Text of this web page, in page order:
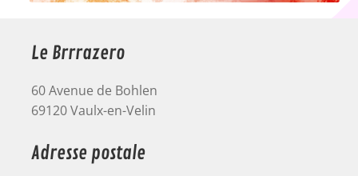
Le Brrrazero
60 Avenue de Bohlen
69120 Vaulx-en-Velin
Adresse postale